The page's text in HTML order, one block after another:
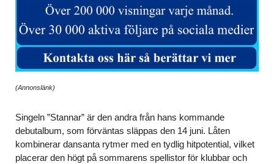
(Annonslänk)
Singeln ”Stannar” är den andra från hans kommande
debutalbum, som förväntas släppas den 14 juni. Låten
kombinerar dansanta rytmer med en tydlig hitpotential, vilket
placerar den högt på sommarens spellistor för klubbar och